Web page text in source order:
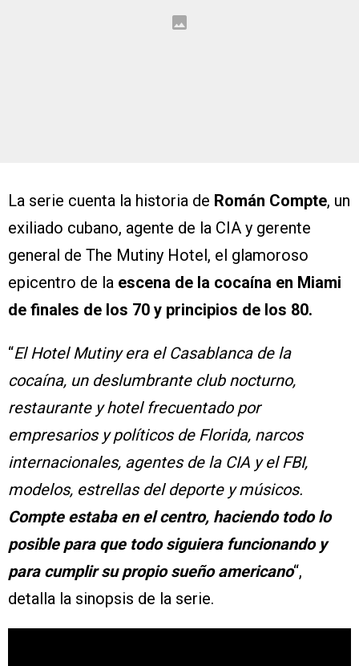
La serie cuenta la historia de Román Compte, un
exiliado cubano, agente de la CIA y gerente
general de The Mutiny Hotel, el glamoroso
epicentro de la escena de la cocaína en Miami
de finales de los 70 y principios de los 80.
“El Hotel Mutiny era el Casablanca de la
cocaína, un deslumbrante club nocturno,
restaurante y hotel frecuentado por
empresarios y políticos de Florida, narcos
internacionales, agentes de la CIA y el FBI,
modelos, estrellas del deporte y músicos.
Compte estaba en el centro, haciendo todo lo
posible para que todo siguiera funcionando y
para cumplir su propio sueño americano“,
detalla la sinopsis de la serie.